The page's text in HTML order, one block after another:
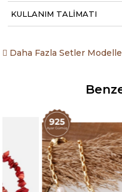
KULLANIM TALIMATI
Daha Fazla Setler